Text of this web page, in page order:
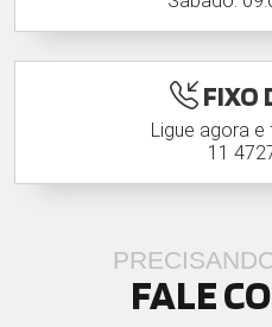
FIXO
Ligue agora
11
FALE